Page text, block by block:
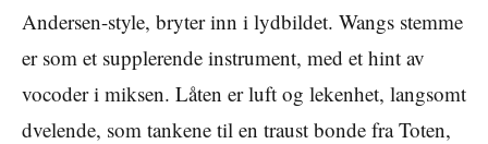
Andersen-style, bryter inn i lydbildet. Wangs stemme
er som et supplerende instrument, med et hint av
vocoder i miksen. Låten er luft og lekenhet, langsomt
dvelende, som tankene til en traust bonde fra Toten,